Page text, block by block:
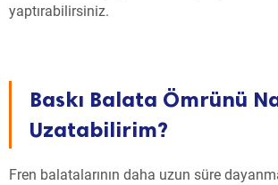
yaptırabilirsiniz.
Baskı Balata Ömrünü
Uzatabilirim?
Fren balatalarının daha uzun süre